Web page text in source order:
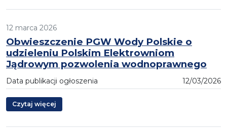
12 marca 2026
Obwieszczenie PGW Wody Polskie o
udzieleniu Polskim Elektrowniom
Jądrowym pozwolenia wodnoprawnego
Data publikacji ogłoszenia 12/03/2026
Czytaj więcej